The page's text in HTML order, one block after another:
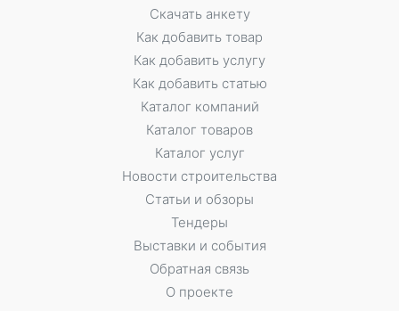
Скачать анкету
Как добавить товар
Как добавить услугу
Как добавить статью
Каталог компаний
Каталог товаров
Каталог услуг
Новости строительства
Статьи и обзоры
Тендеры
Выставки и события
Обратная связь
О проекте